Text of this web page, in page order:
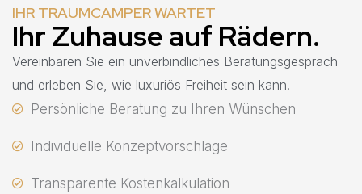
IHR TRAUMCAMPER WARTET
Ihr Zuhause auf Rädern.
Vereinbaren Sie ein unverbindliches Beratungsgespräch
und erleben Sie, wie luxuriös Freiheit sein kann.
Persönliche Beratung zu Ihren Wünschen
Individuelle Konzeptvorschläge
Transparente Kostenkalkulation